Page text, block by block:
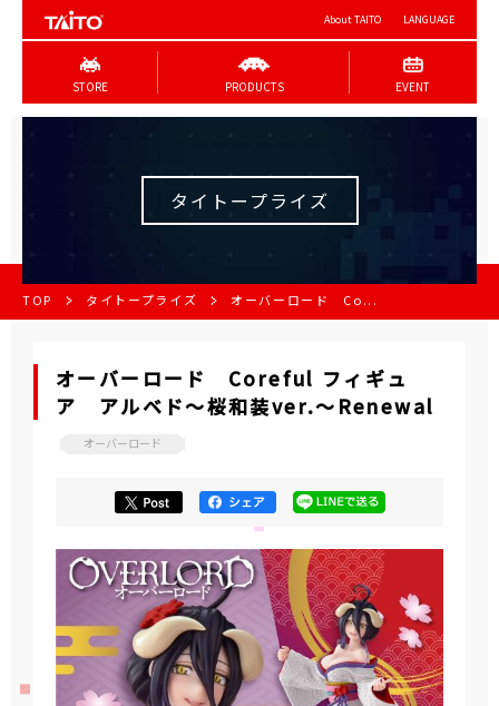
About TAITO LANGUAGE
STORE PRODUCTS EVENT
タイトープライズ
TOP タイトープライズ オーバーロード Co...
オーバーロード Coreful フィギュ
ア アルベド～桜和装ver.～Renewal
オーバーロード